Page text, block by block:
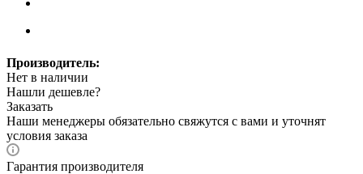
Производитель:
Нет в наличии
Нашли дешевле?
Заказать
Наши менеджеры обязательно свяжутся с вами и уточнят
условия заказа
Гарантия производителя